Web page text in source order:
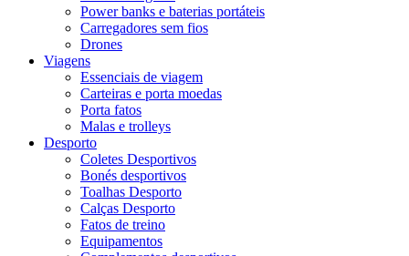
Power banks e baterias portáteis
Carregadores sem fios
Drones
Viagens
Essenciais de viagem
Carteiras e porta moedas
Porta fatos
Malas e trolleys
Desporto
Coletes Desportivos
Bonés desportivos
Toalhas Desporto
Calças Desporto
Fatos de treino
Equipamentos